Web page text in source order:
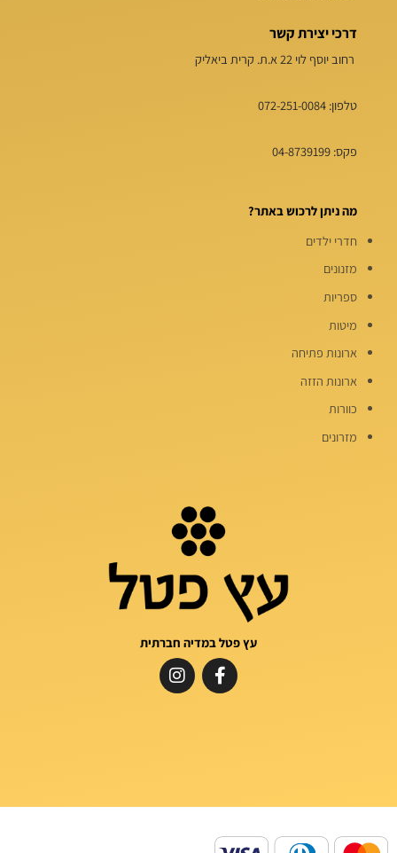
דרכי יצירת קשר
רחוב יוסף לוי 22 א.ת. קרית ביאליק
טלפון: 072-251-0084
פקס: 04-8739199
מה ניתן לרכוש באתר?
חדרי ילדים
מזנונים
ספריות
מיטות
ארונות פתיחה
ארונות הזזה
כוורות
מזרונים
עץ פטל במדיה חברתית